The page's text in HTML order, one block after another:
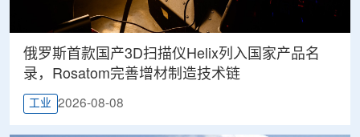
俄罗斯首款国产3D扫描仪Helix列入国家产品名
录，Rosatom完善增材制造技术链
工业 2026-08-08